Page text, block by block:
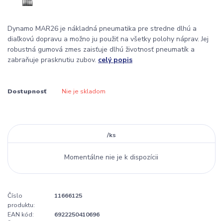
Dynamo MAR26 je nákladná pneumatika pre stredne dlhú a
diaľkovú dopravu a možno ju použiť na všetky polohy náprav. Jej
robustná gumová zmes zaisťuje dlhú životnosť pneumatík a
zabraňuje prasknutiu zubov. celý popis
Dostupnosť Nie je skladom
/ks
Momentálne nie je k dispozícii
Číslo
produktu:
11666125
EAN kód:
6922250410696